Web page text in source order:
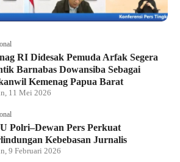
RI Didesak Pemuda Arfak Segera
Barnabas Dowansiba Sebagai
Kemenag Papua Barat
11 Mei 2026
Polri–Dewan Pers Perkuat
Kebebasan Jurnalis
9 Februari 2026